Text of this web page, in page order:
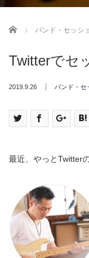
Home バンド・セッシ
Twitterでセ
2019.9.26 バンド・セ
最近、やっとTwitter